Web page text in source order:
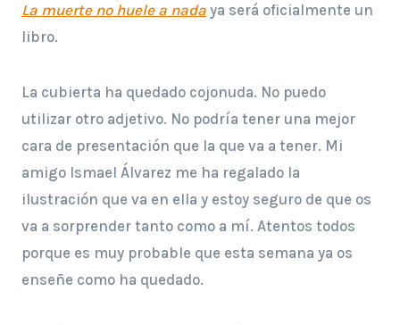
La muerte no huele a nada ya será oficialmente un
libro.
La cubierta ha quedado cojonuda. No puedo
utilizar otro adjetivo. No podría tener una mejor
cara de presentación que la que va a tener. Mi
amigo Ismael Álvarez me ha regalado la
ilustración que va en ella y estoy seguro de que os
va a sorprender tanto como a mí. Atentos todos
porque es muy probable que esta semana ya os
enseñe como ha quedado.